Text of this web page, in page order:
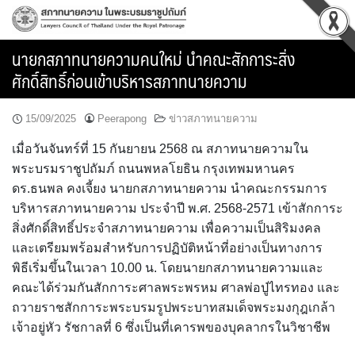
Skip
นายกสภาทนายความคนใหม่ นำคณะสักการะสิ่ง
ศักดิ์สิทธิ์ก่อนเข้าบริหารสภาทนายความ
15/09/2025 Peerapong ข่าวสภาทนายความ
เมื่อวันจันทร์ที่ 15 กันยายน 2568 ณ สภาทนายความใน
พระบรมราชูปถัมภ์ ถนนพหลโยธิน กรุงเทพมหานคร
ดร.ธนพล คงเจี้ยง นายกสภาทนายความ นำคณะกรรมการ
บริหารสภาทนายความ ประจำปี พ.ศ. 2568-2571 เข้าสักการะ
สิ่งศักดิ์สิทธิ์ประจำสภาทนายความ เพื่อความเป็นสิริมงคล
และเตรียมพร้อมสำหรับการปฏิบัติหน้าที่อย่างเป็นทางการ
พิธีเริ่มขึ้นในเวลา 10.00 น. โดยนายกสภาทนายความและ
คณะได้ร่วมกันสักการะศาลพระพรหม ศาลพ่อปู่ไทรทอง และ
ถวายราชสักการะพระบรมรูปพระบาทสมเด็จพระมงกุฎเกล้า
เจ้าอยู่หัว รัชกาลที่ 6 ซึ่งเป็นที่เคารพของบุคลากรในวิชาชีพ